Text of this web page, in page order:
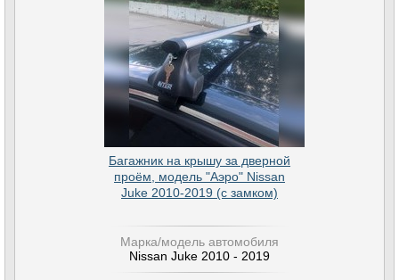
Багажник на крышу за дверной
проём, модель "Аэро" Nissan
Juke 2010-2019 (с замком)
Марка/модель автомобиля
Nissan Juke 2010 - 2019